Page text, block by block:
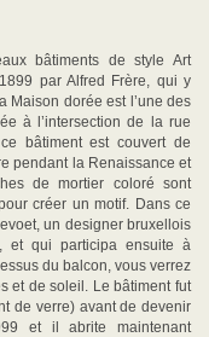
bâtiments de style Art
par Alfred Frère, qui y
Maison dorée est l’une des
à l’intersection de la rue
bâtiment est couvert de
pendant la Renaissance et
de mortier coloré sont
créer un motif. Dans ce
un designer bruxellois
et qui participa ensuite à
du balcon, vous verrez
et de soleil. Le bâtiment fut
de verre) avant de devenir
et il abrite maintenant